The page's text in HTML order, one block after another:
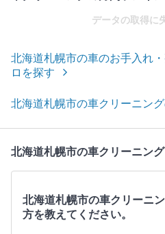
データの取得に
北海道札幌市の車のお手入れ
ロを探す
北海道札幌市の車クリーニン
北海道札幌市の車クリーニン
北海道札幌市の車クリーニ
方を教えてください。